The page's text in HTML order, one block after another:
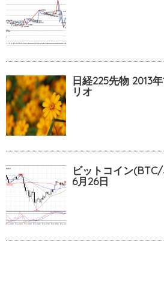
日経225先物 2013
リオ
ビットコイン
6月26日